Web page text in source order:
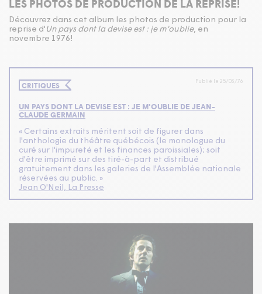
LES PHOTOS DE PRODUCTION DE LA REPRISE!
Découvrez dans cet album les photos de production pour la
reprise d' Un pays dont la devise est : je m'oublie, en
novembre 1976!
CRITIQUES Publié le 25/03/76
UN PAYS DONT LA DEVISE EST : JE M'OUBLIE DE JEAN-
CLAUDE GERMAIN
« Certains extraits méritent soit de figurer dans
l'anthologie du théâtre québécois (le monologue du
curé sur l'impureté et les finances paroissiales); soit
d'être imprimé sur des tiré-à-part et distribué
gratuitement dans les galeries de l'Assemblée nationale
réservées au public. »
Jean O'Neil, La Presse